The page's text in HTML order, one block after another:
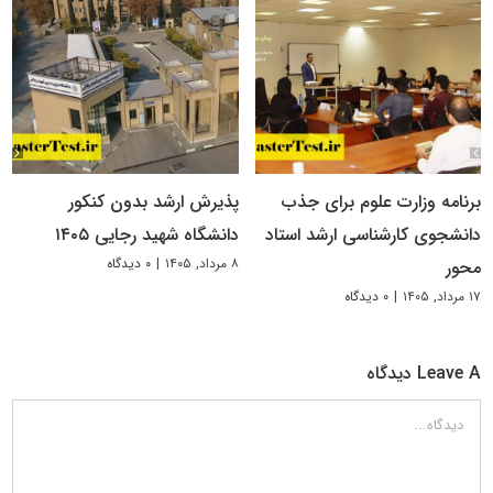
برنامه وزارت علوم برای جذب
دانشجوی کارشناسی ارشد استاد
محور
۱۷ مرداد, ۱۴۰۵ | ۰ دیدگاه
پذیرش ارشد بدون کنکور
دانشگاه شهید رجایی ۱۴۰۵
۸ مرداد, ۱۴۰۵ | ۰ دیدگاه
Leave A دیدگاه
دیدگاه